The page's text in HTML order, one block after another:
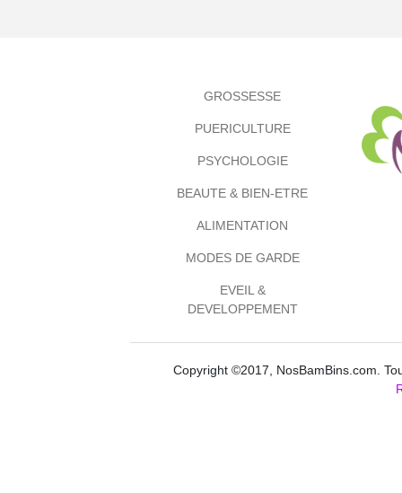
GROSSESSE
PUERICULTURE
PSYCHOLOGIE
BEAUTE & BIEN-ETRE
ALIMENTATION
MODES DE GARDE
EVEIL &
DEVELOPPEMENT
Copyright ©2017, NosBamBins.com.